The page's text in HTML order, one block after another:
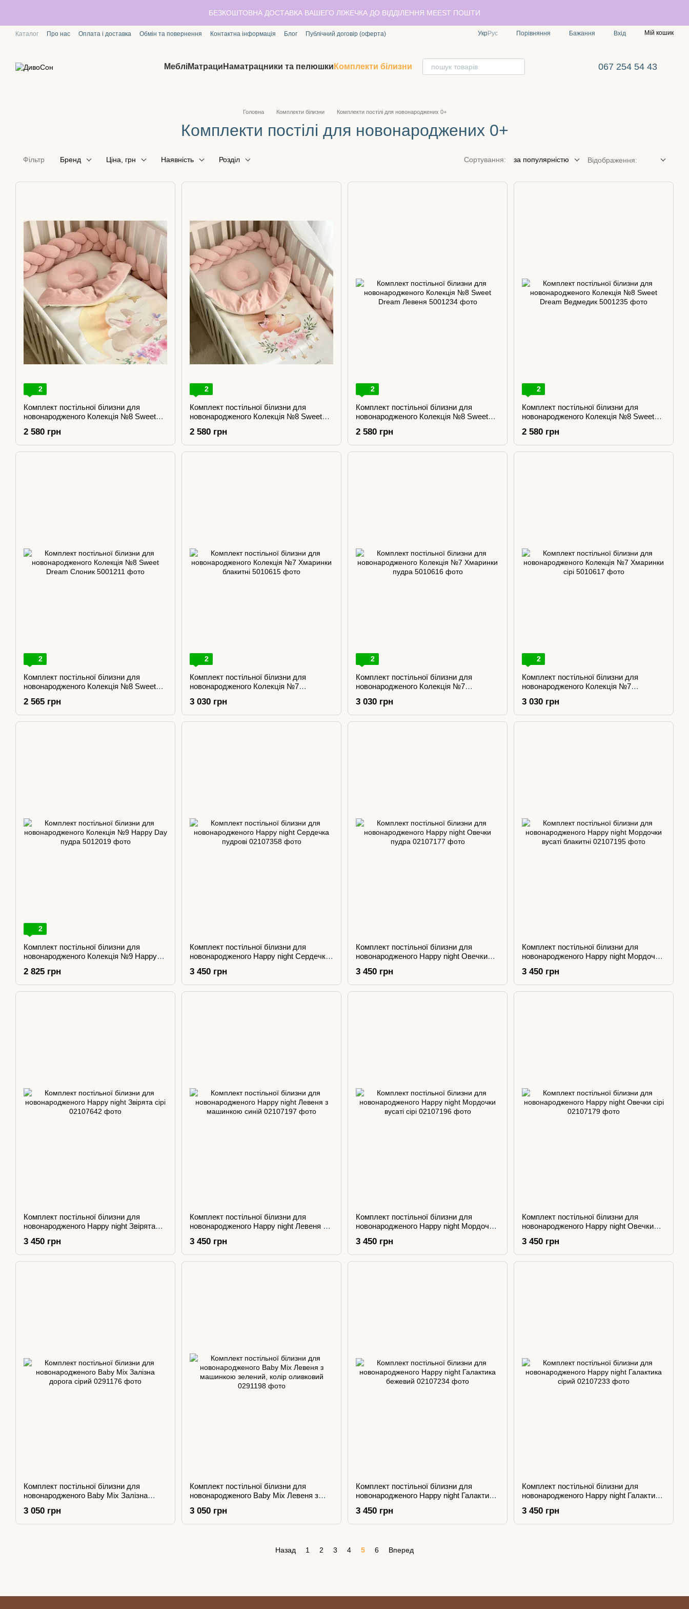
БЕЗКОШТОВНА ДОСТАВКА ВАШЕГО ЛІЖЕЧКА ДО ВІДДІЛЕННЯ MEEST ПОШТИ
Каталог Про нас Оплата і доставка Обмін та повернення Контактна інформація Блог Публічний договір (оферта) УкрРус Порівняння Бажання Вхід Мій кошик
МебліМатраци Наматрацники та пелюшки Комплекти білизни 067 254 54 43
Головна Комплекти білизни Комплекти постілі для новонароджених 0+
Комплекти постілі для новонароджених 0+
Фільтр Бренд Ціна, грн Наявність Розділ Сортування: за популярністю Відображення:
2
Комплект постільної білизни для
новонародженого Колекція №8 Sweet
2 580 грн
2
Комплект постільної білизни для
новонародженого Колекція №8 Sweet
2 580 грн
2
Комплект постільної білизни для
новонародженого Колекція №8 Sweet
2 580 грн
2
Комплект постільної білизни для
новонародженого Колекція №8 Sweet
2 580 грн
2
Комплект постільної білизни для
новонародженого Колекція №8 Sweet
2 565 грн
2
Комплект постільної білизни для
новонародженого Колекція №7
3 030 грн
2
Комплект постільної білизни для
новонародженого Колекція №7
3 030 грн
2
Комплект постільної білизни для
новонародженого Колекція №7
3 030 грн
2
Комплект постільної білизни для
новонародженого Колекція №9 Happy
2 825 грн
Комплект постільної білизни для
новонародженого Happy night Сердечка
3 450 грн
Комплект постільної білизни для
новонародженого Happy night Овечки
3 450 грн
Комплект постільної білизни для
новонародженого Happy night Мордочки
3 450 грн
Комплект постільної білизни для
новонародженого Happy night Звірята
3 450 грн
Комплект постільної білизни для
новонародженого Happy night Левеня з
3 450 грн
Комплект постільної білизни для
новонародженого Happy night Мордочки
3 450 грн
Комплект постільної білизни для
новонародженого Happy night Овечки
3 450 грн
Комплект постільної білизни для
новонародженого Baby Mix Залізна
3 050 грн
Комплект постільної білизни для
новонародженого Baby Mix Левеня з
3 050 грн
Комплект постільної білизни для
новонародженого Happy night Галактика
3 450 грн
Комплект постільної білизни для
новонародженого Happy night Галактика
3 450 грн
Назад 1 2 3 4 5 6 Вперед